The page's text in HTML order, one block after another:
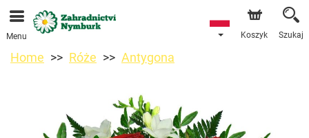
Przyjmujemy zamówienia za pośrednictwem naszego
sklepu internetowego. Najbliższy możliwy termin dostawy
to 11.08.2026 z powodu urlopu.
Menu Koszyk Szukaj
Home Róże Antygona